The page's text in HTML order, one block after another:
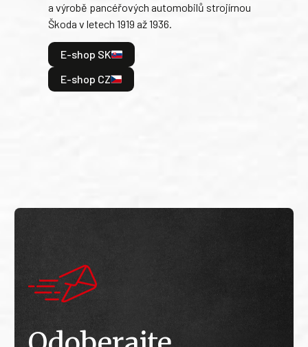
a výrobě pancéřových automobilů strojírnou
Škoda v letech 1919 až 1936.
E-shop SK
E-shop CZ